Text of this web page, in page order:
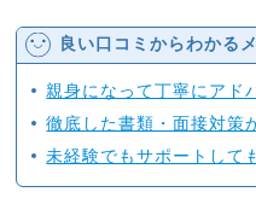
良い口コミからわかる
親身になって丁寧にアド
徹底した書類・面接対策
未経験でもサポートして